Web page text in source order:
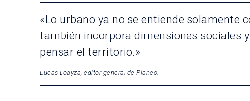
«Lo urbano ya no se entiende solamente
también incorpora dimensiones sociales
pensar el territorio.»
Lucas Loayza, editor general de Planeo.